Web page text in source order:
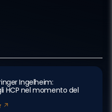
Ingelheim:
HCP nel momento del